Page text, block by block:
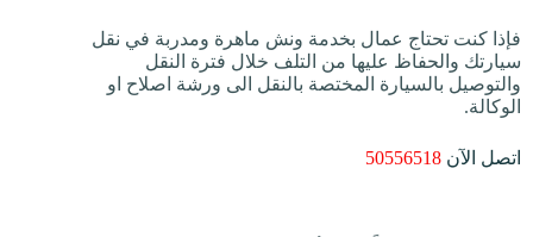
فإذا كنت تحتاج عمال بخدمة ونش ماهرة ومدربة في نقل
سيارتك والحفاظ عليها من التلف خلال فترة النقل
والتوصيل بالسيارة المختصة بالنقل الى ورشة اصلاح او
الوكالة.
اتصل الآن 50556518